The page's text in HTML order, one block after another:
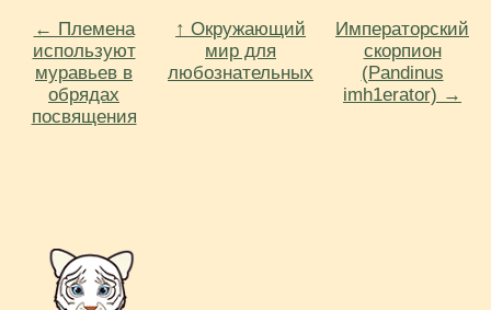
← Племена
используют
муравьев в
обрядах
посвящения
↑ Окружающий
мир для
любознательных
Императорский
скорпион
(Pandinus
imh1erator) →